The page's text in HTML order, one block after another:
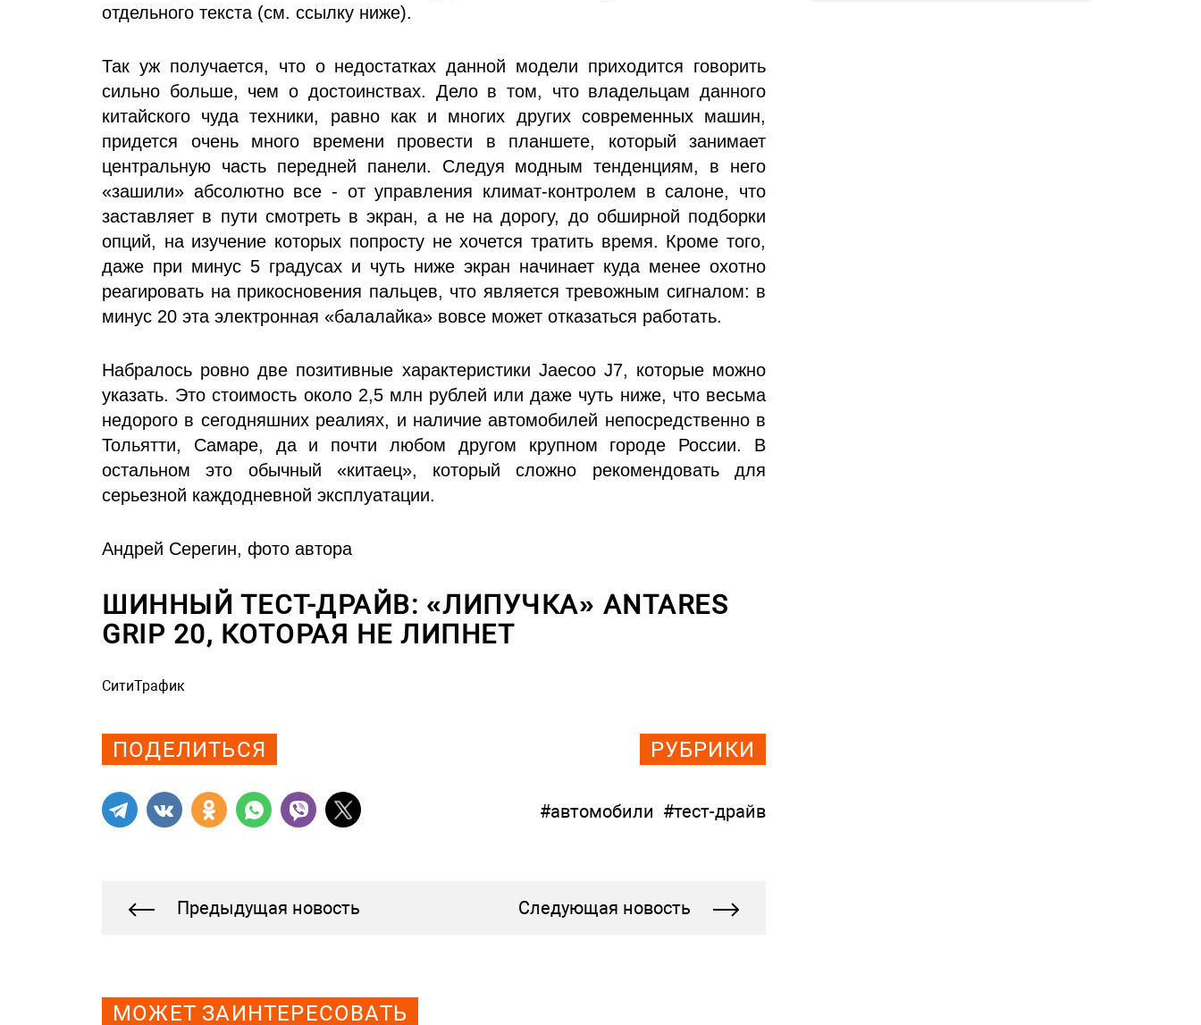
отдельного текста (см. ссылку ниже).
Так уж получается, что о недостатках данной модели приходится говорить
сильно больше, чем о достоинствах. Дело в том, что владельцам данного
китайского чуда техники, равно как и многих других современных машин,
придется очень много времени провести в планшете, который занимает
центральную часть передней панели. Следуя модным тенденциям, в него
«зашили» абсолютно все - от управления климат-контролем в салоне, что
заставляет в пути смотреть в экран, а не на дорогу, до обширной подборки
опций, на изучение которых попросту не хочется тратить время. Кроме того,
даже при минус 5 градусах и чуть ниже экран начинает куда менее охотно
реагировать на прикосновения пальцев, что является тревожным сигналом: в
минус 20 эта электронная «балалайка» вовсе может отказаться работать.
Набралось ровно две позитивные характеристики Jaecoo J7, которые можно
указать. Это стоимость около 2,5 млн рублей или даже чуть ниже, что весьма
недорого в сегодняшних реалиях, и наличие автомобилей непосредственно в
Тольятти, Самаре, да и почти любом другом крупном городе России. В
остальном это обычный «китаец», который сложно рекомендовать для
серьезной каждодневной эксплуатации.
Андрей Серегин, фото автора
ШИННЫЙ ТЕСТ-ДРАЙВ: «ЛИПУЧКА» ANTARES
GRIP 20, КОТОРАЯ НЕ ЛИПНЕТ
СитиТрафик
ПОДЕЛИТЬСЯ РУБРИКИ
#автомобили #тест-драйв
Предыдущая новость Следующая новость
МОЖЕТ ЗАИНТЕРЕСОВАТЬ